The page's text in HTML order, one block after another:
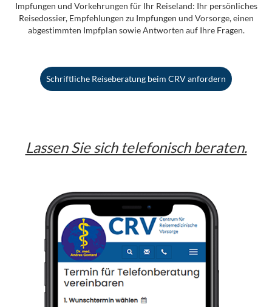
Impfungen und Vorkehrungen für Ihr Reiseland: Ihr persönliches
Reisedossier, Empfehlungen zu Impfungen und Vorsorge, einen
abgestimmten Impfplan sowie Antworten auf Ihre Fragen.
Schriftliche Reiseberatung beim CRV anfordern
Lassen Sie sich telefonisch beraten.